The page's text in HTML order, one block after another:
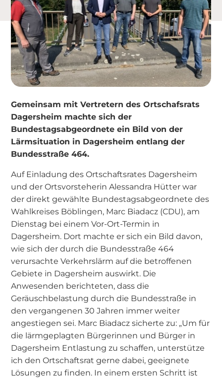
Gemeinsam mit Vertretern des Ortschafsrats
Dagersheim machte sich der
Bundestagsabgeordnete ein Bild von der
Lärmsituation in Dagersheim entlang der
Bundesstraße 464.
Auf Einladung des Ortschaftsrates Dagersheim
und der Ortsvorsteherin Alessandra Hütter war
der direkt gewählte Bundestagsabgeordnete des
Wahlkreises Böblingen, Marc Biadacz (CDU), am
Dienstag bei einem Vor-Ort-Termin in
Dagersheim. Dort machte er sich ein Bild davon,
wie sich der durch die Bundesstraße 464
verursachte Verkehrslärm auf die betroffenen
Gebiete in Dagersheim auswirkt. Die
Anwesenden berichteten, dass die
Geräuschbelastung durch die Bundesstraße in
den vergangenen 30 Jahren immer weiter
angestiegen sei. Marc Biadacz sicherte zu: „Um für
die lärmgeplagten Bürgerinnen und Bürger in
Dagersheim Entlastung zu schaffen, unterstütze
ich den Ortschaftsrat gerne dabei, geeignete
Lösungen zu finden. In einem ersten Schritt ist